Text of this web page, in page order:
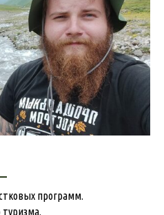
программ.